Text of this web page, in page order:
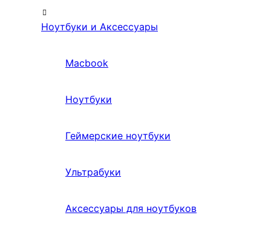
Ноутбуки и Аксессуары
Macbook
Ноутбуки
Геймерские ноутбуки
Ультрабуки
Аксессуары для ноутбуков